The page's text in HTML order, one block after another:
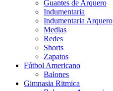
Guantes de Arquero
Indumentaria
Indumentaria Arquero
Medias
Redes
Shorts
Zapatos
Fútbol Americano
Balones
Gimnasia Ritmica